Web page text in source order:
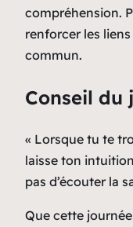
compréhension.
renforcer les
commun.
Conseil du
« Lorsque tu te
laisse ton
pas d’écouter la
Que cette